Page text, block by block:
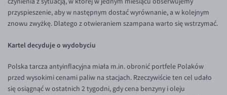
przyspieszenie, aby w następnym dostać wyrównanie, a w kolejnym
znowu zwyżkę. Dlatego z otwieraniem szampana warto się wstrzymać.
Kartel decyduje o wydobyciu
Polska tarcza antyinflacyjna miała m.in. obronić portfele Polaków
przed wysokimi cenami paliw na stacjach. Rzeczywiście ten cel udało
się osiągnąć w ostatnich 2 tygodni, gdy cena benzyny i oleju